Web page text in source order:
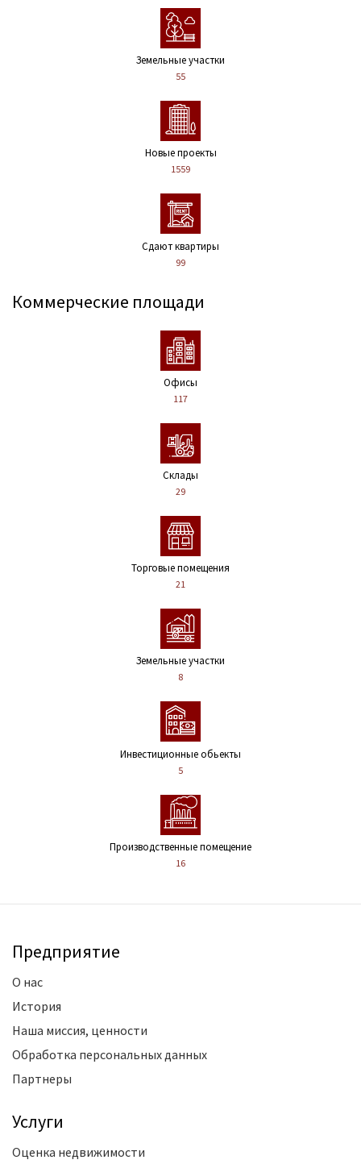
Земельные участки
55
Новые проекты
1559
Сдают квартиры
99
Коммерческие площади
Офисы
117
Склады
29
Торговые помещения
21
Земельные участки
8
Инвестиционные обьекты
5
Производственные помещение
16
Предприятие
О нас
История
Наша миссия, ценности
Обработка персональных данных
Партнеры
Услуги
Оценка недвижимости